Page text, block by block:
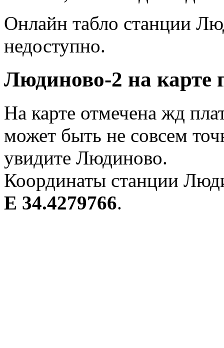
Онлайн табло станции
недоступно.
Людиново-2 на карте
На карте отмечена жд
может быть не совсем
увидите Людиново.
Координаты станции
E 34.4279766.